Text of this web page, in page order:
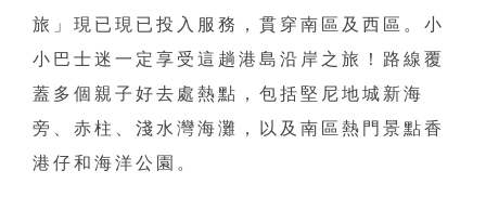
旅」現已現已投入服務，貫穿南區及西區。小
小巴士迷一定享受這趟港島沿岸之旅！路線覆
蓋多個親子好去處熱點，包括堅尼地城新海
旁、赤柱、淺水灣海灘，以及南區熱門景點香
港仔和海洋公園。